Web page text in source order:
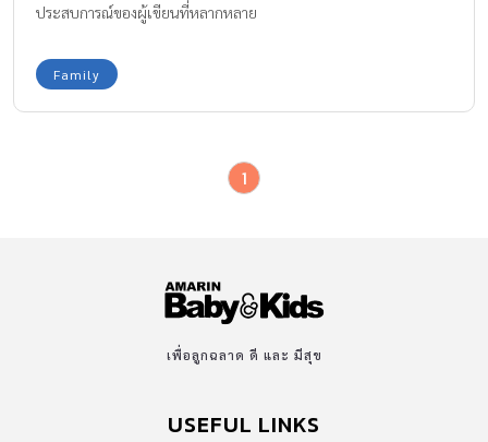
ประสบการณ์ของผู้เขียนที่หลากหลาย
Family
1
เพื่อลูกฉลาด ดี และ มีสุข
USEFUL LINKS